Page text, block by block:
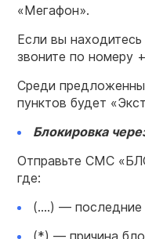
«Мегафон».
Если вы
звоните по номеру +
Среди
пунктов будет
Блокировка
Отправьте СМС
где:
(….) — последние